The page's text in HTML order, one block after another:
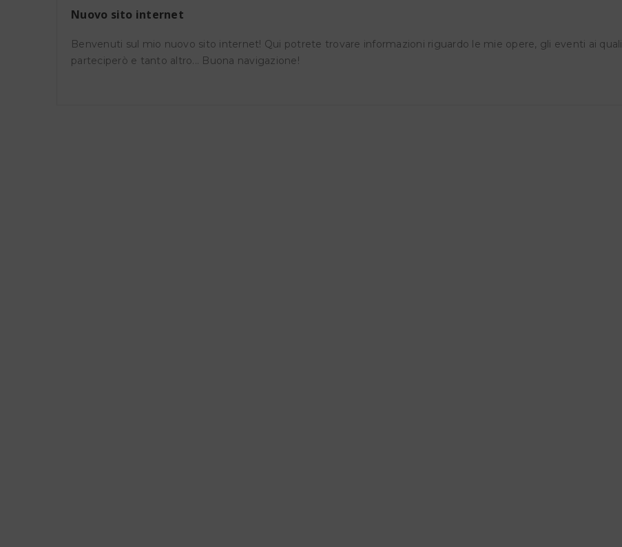
Nuovo sito internet
Benvenuti sul mio nuovo sito internet! Qui potrete trovare informazioni riguardo le mie opere, gli eventi ai quali
parteciperò e tanto altro... Buona navigazione!
9 Maggio 2026